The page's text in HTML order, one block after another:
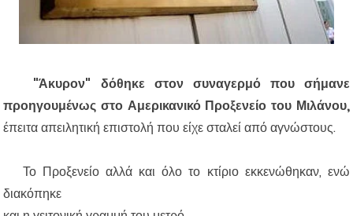
"Άκυρον" δόθηκε στον συναγερμό που σήμανε
προηγουμένως στο Αμερικανικό Προξενείο του Μιλάνου,
έπειτα απειλητική επιστολή που είχε σταλεί από αγνώστους.
Το Προξενείο αλλά και όλο το κτίριο εκκενώθηκαν, ενώ
διακόπηκε